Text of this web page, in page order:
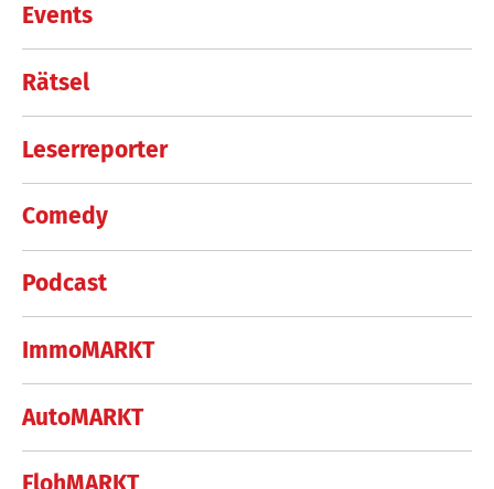
Events
Rätsel
Leserreporter
Comedy
Podcast
ImmoMARKT
AutoMARKT